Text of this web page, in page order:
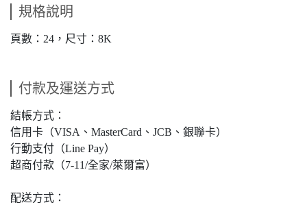
規格說明
頁數：24，尺寸：8K
付款及運送方式
結帳方式：
信用卡（VISA、MasterCard、JCB、銀聯卡）
行動支付（Line Pay）
超商付款（7-11/全家/萊爾富）
配送方式：